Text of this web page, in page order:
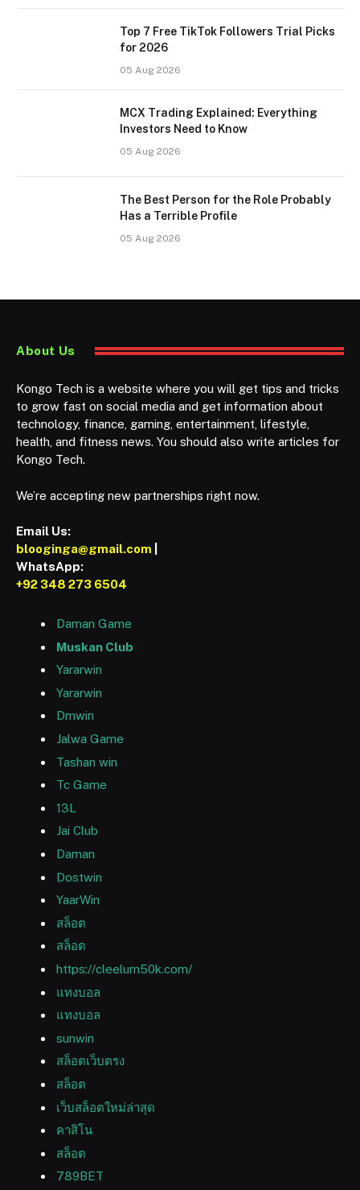
Top 7 Free TikTok Followers Trial Picks
for 2026
05 Aug 2026
MCX Trading Explained: Everything
Investors Need to Know
05 Aug 2026
The Best Person for the Role Probably
Has a Terrible Profile
05 Aug 2026
About Us
Kongo Tech is a website where you will get tips and tricks
to grow fast on social media and get information about
technology, finance, gaming, entertainment, lifestyle,
health, and fitness news. You should also write articles for
Kongo Tech.
We’re accepting new partnerships right now.
Email Us:
blooginga@gmail.com
WhatsApp:
+92 348 273 6504
Daman Game
Muskan Club
Yararwin
Yararwin
Dmwin
Jalwa Game
Tashan win
Tc Game
13L
Jai Club
Daman
Dostwin
YaarWin
สล็อต
สล็อต
https://cleelum50k.com/
แทงบอล
แทงบอล
sunwin
สล็อตเว็บตรง
สล็อต
เว็บสล็อตใหม่ล่าสุด
คาสิโน
สล็อต
789BET